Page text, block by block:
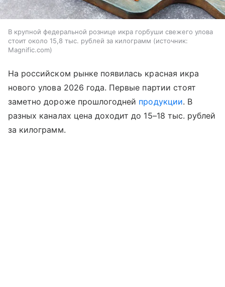
В крупной федеральной рознице икра горбуши свежего улова
стоит около 15,8 тыс. рублей за килограмм
источник:
Magnific.com
На российском рынке появилась красная икра
нового улова 2026 года. Первые партии стоят
заметно дороже прошлогодней продукции. В
разных каналах цена доходит до 15–18 тыс. рублей
за килограмм.